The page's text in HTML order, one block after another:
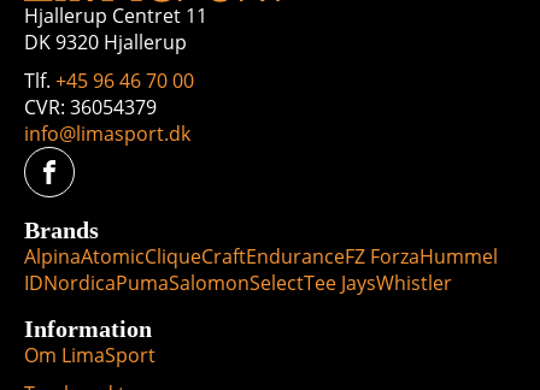
Hjallerup Centret 11
DK 9320 Hjallerup
Tlf. +45 96 46 70 00
CVR: 36054379
info@limasport.dk
Brands
AlpinaAtomicCliqueCraftEnduranceFZ ForzaHummel
IDNordicaPumaSalomonSelectTee JaysWhistler
Information
Om LimaSport